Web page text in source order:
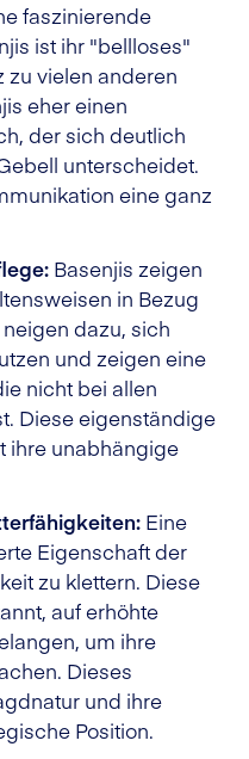
faszinierende
ist ihr "bellloses"
vielen anderen
eher einen
der sich deutlich
unterscheidet.
eine ganz
Basenjis zeigen
in Bezug
dazu, sich
und zeigen eine
nicht bei allen
Diese eigenständige
ihre unabhängige
Eine
Eigenschaft der
zu klettern. Diese
auf erhöhte
um ihre
Dieses
und ihre
Position.